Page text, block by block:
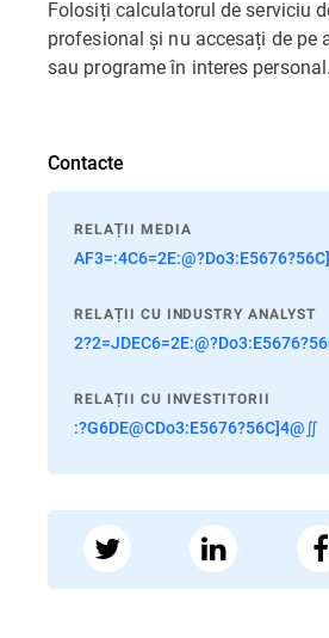
Folosiți calculatorul de serviciu
profesional și nu accesați de pe
sau programe în interes personal.
Contacte
RELAȚII MEDIA
RELAȚII CU INDUSTRY ANALYST
RELAȚII CU INVESTITORII
:?G6DE@CDo3:E5676?56C]4@∬